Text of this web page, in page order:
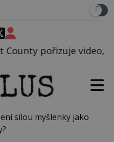
na kterém před jeho
silou myšlenky jako